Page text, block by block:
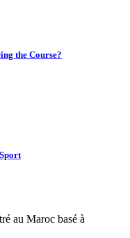
the Course?
au Maroc basé à